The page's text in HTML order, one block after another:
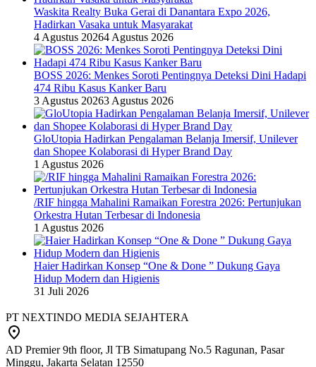
Waskita Realty Buka Gerai di Danantara Expo 2026,
Hadirkan Vasaka untuk Masyarakat
4 Agustus 20264 Agustus 2026
BOSS 2026: Menkes Soroti Pentingnya Deteksi Dini Hadapi
474 Ribu Kasus Kanker Baru
3 Agustus 20263 Agustus 2026
GloUtopia Hadirkan Pengalaman Belanja Imersif, Unilever
dan Shopee Kolaborasi di Hyper Brand Day
1 Agustus 2026
/RIF hingga Mahalini Ramaikan Forestra 2026: Pertunjukan
Orkestra Hutan Terbesar di Indonesia
1 Agustus 2026
Haier Hadirkan Konsep “One & Done ” Dukung Gaya
Hidup Modern dan Higienis
31 Juli 2026
PT NEXTINDO MEDIA SEJAHTERA
AD Premier 9th floor, Jl TB Simatupang No.5 Ragunan, Pasar
Minggu, Jakarta Selatan 12550